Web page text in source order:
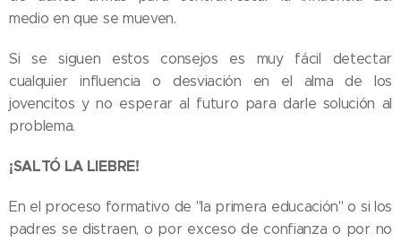
medio en que se mueven.
Si se siguen estos consejos es muy fácil detectar
cualquier influencia o desviación en el alma de los
jovencitos y no esperar al futuro para darle solución al
problema.
¡SALTÓ LA LIEBRE!
En el proceso formativo de "la primera educación" o si los
padres se distraen, o por exceso de confianza o por no